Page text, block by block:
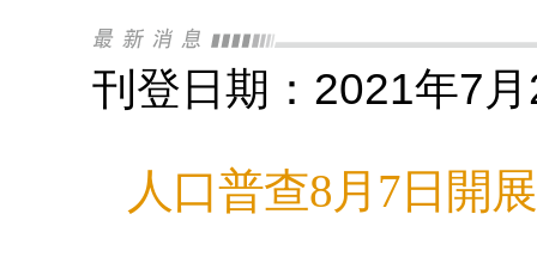
刊登日期：2021年7
人口普查8月7日開